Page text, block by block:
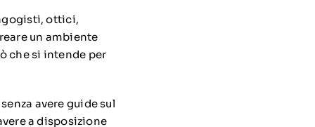
ottici,
un ambiente
che si intende per
avere guide sul
a disposizione